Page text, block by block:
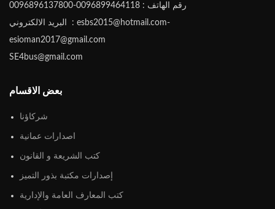
رقم الهاتف : 0096899464118-0096896137800
البريد الالكتروني : esbs2015@hotmail.com-
esioman2017@gmail.com
SE4bus@gmail.com
بعض الاقسام
شركاؤنا
اصدارات عمانية
كتب الشريعة و القانون
إصدارات مكتبة بذور التميز
كتب المعارف العامة والإدارية